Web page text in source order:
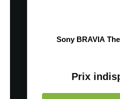
Sony BRAVIA
Prix